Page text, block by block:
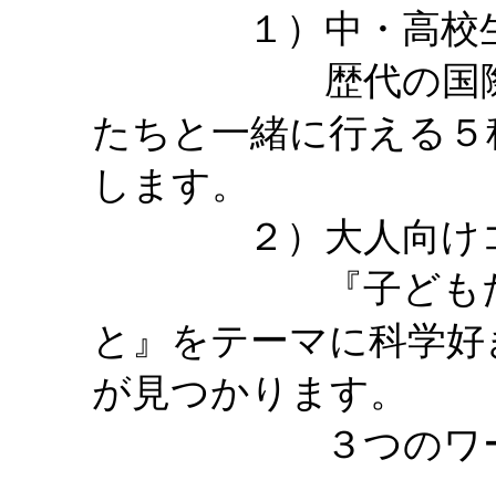
１）中・高校生
歴代の国際科学
たちと一緒に行える
します。
２）大人向け
『子どもたちの
と』をテーマに科学
が見つかります。
３つのワークシ